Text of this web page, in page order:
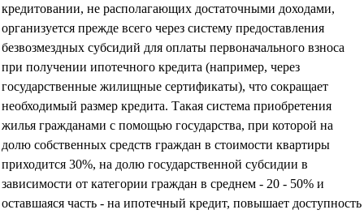
кредитовании, не располагающих достаточными доходами,
организуется прежде всего через систему предоставления
безвозмездных субсидий для оплаты первоначального взноса
при получении ипотечного кредита (например, через
государственные жилищные сертификаты), что сокращает
необходимый размер кредита. Такая система приобретения
жилья гражданами с помощью государства, при которой на
долю собственных средств граждан в стоимости квартиры
приходится 30%, на долю государственной субсидии в
зависимости от категории граждан в среднем - 20 - 50% и
оставшаяся часть - на ипотечный кредит, повышает доступность